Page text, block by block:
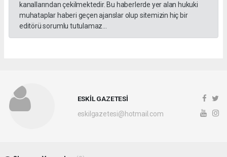
kanallarından çekilmektedir. Bu haberlerde yer alan hukuki
muhataplar haberi geçen ajanslar olup sitemizin hiç bir
editörü sorumlu tutulamaz...
ESKİL GAZETESİ
eskilgazetesi@hotmail.com